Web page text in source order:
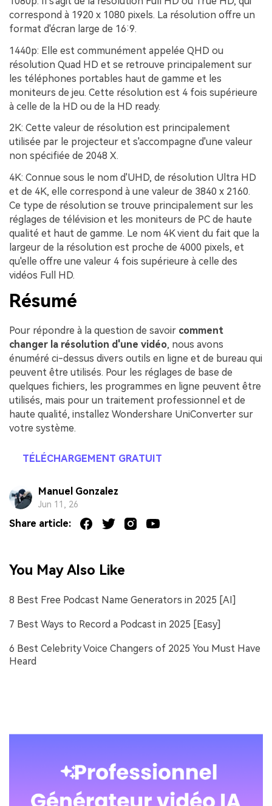
correspond à 1920 x 1080 pixels. La résolution offre un
format d'écran large de 16:9.
1440p: Elle est communément appelée QHD ou
résolution Quad HD et se retrouve principalement sur
les téléphones portables haut de gamme et les
moniteurs de jeu. Cette résolution est 4 fois supérieure
à celle de la HD ou de la HD ready.
2K: Cette valeur de résolution est principalement
utilisée par le projecteur et s'accompagne d'une valeur
non spécifiée de 2048 X.
4K: Connue sous le nom d'UHD, de résolution Ultra HD
et de 4K, elle correspond à une valeur de 3840 x 2160.
Ce type de résolution se trouve principalement sur les
réglages de télévision et les moniteurs de PC de haute
qualité et haut de gamme. Le nom 4K vient du fait que la
largeur de la résolution est proche de 4000 pixels, et
qu'elle offre une valeur 4 fois supérieure à celle des
vidéos Full HD.
Résumé
Pour répondre à la question de savoir comment
changer la résolution d'une vidéo, nous avons
énuméré ci-dessus divers outils en ligne et de bureau qui
peuvent être utilisés. Pour les réglages de base de
quelques fichiers, les programmes en ligne peuvent être
utilisés, mais pour un traitement professionnel et de
haute qualité, installez Wondershare UniConverter sur
votre système.
TÉLÉCHARGEMENT GRATUIT
Manuel Gonzalez
Jun 11, 26
Share article:
You May Also Like
8 Best Free Podcast Name Generators in 2025 [AI]
7 Best Ways to Record a Podcast in 2025 [Easy]
6 Best Celebrity Voice Changers of 2025 You Must Have
Heard